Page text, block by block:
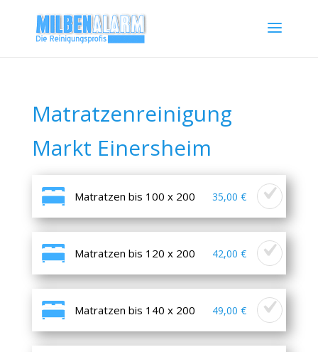
Matratzenreinigung
Markt Einersheim
Matratzen bis 100 x 200 35,00 €
Matratzen bis 120 x 200 42,00 €
Matratzen bis 140 x 200 49,00 €